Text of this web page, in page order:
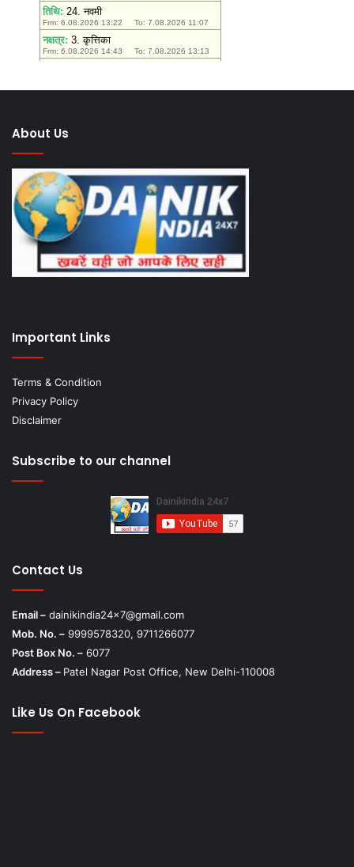
About Us
Important Links
Terms & Condition
Privacy Policy
Disclaimer
Subscribe to our channel
Contact Us
Email – dainikindia24x7@gmail.com
Mob. No. – 9999578320, 9711266077
Post Box No. – 6077
Address – Patel Nagar Post Office, New Delhi-110008
Like Us On Facebook